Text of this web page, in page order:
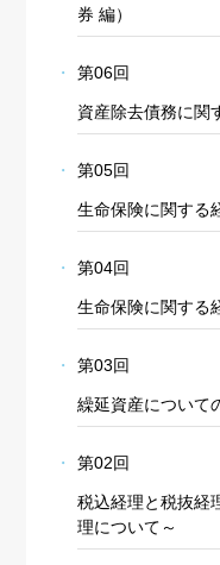
券 編）
第06回
資産除去債務に関
第05回
生命保険に関する
第04回
生命保険に関する
第03回
繰延資産について
第02回
税込経理と税抜経
理について～